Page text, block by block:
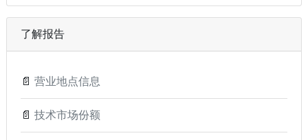
了解报告
📄 营业地点信息
📄 技术市场份额